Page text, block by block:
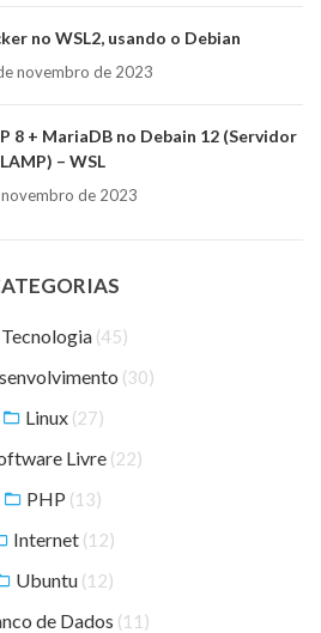
no WSL2, usando o Debian
novembro de 2023
8 + MariaDB no Debain 12 (Servidor
LAMP) – WSL
de 2023
Tecnologia (45)
(30)
Linux (27)
Livre (22)
PHP (13)
Internet (12)
Ubuntu (12)
de Dados (11)